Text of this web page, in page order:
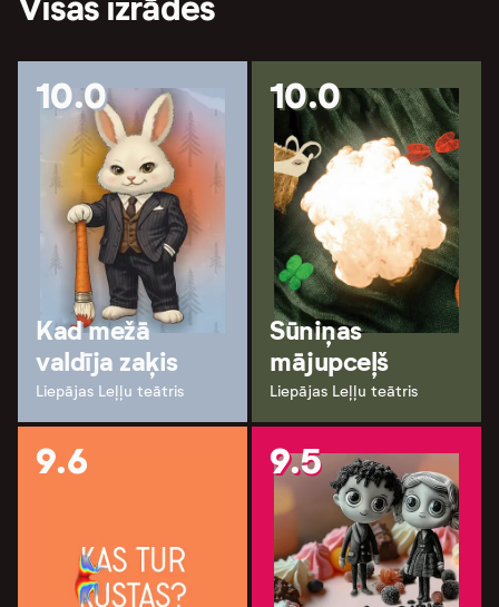
10.0
Kad mežā
valdīja zaķis
Liepājas Leļļu teātris
10.0
Sūniņas
mājupceļš
Liepājas Leļļu teātris
9.6 9.5